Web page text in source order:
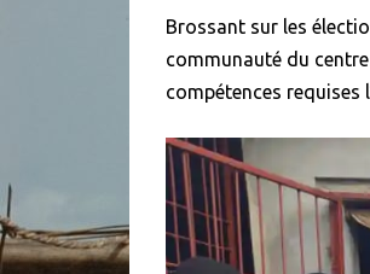
Brossant sur les
communauté du
compétences requises